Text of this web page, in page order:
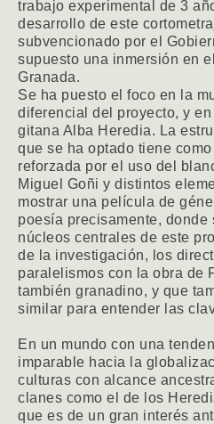
trabajo experimental de 3
desarrollo de este
subvencionado por el
supuesto una inmersión en
Granada.
Se ha puesto el foco en la
diferencial del proyecto, y
gitana Alba Heredia. La
que se ha optado tiene
reforzada por el uso del
Miguel Goñi y distintos
mostrar una película de
poesía precisamente,
núcleos centrales de este
de la investigación, los
paralelismos con la obra de
también granadino, y que
similar para entender las
En un mundo con una
imparable hacia la
culturas con alcance
clanes como el de los
que es de un gran interés